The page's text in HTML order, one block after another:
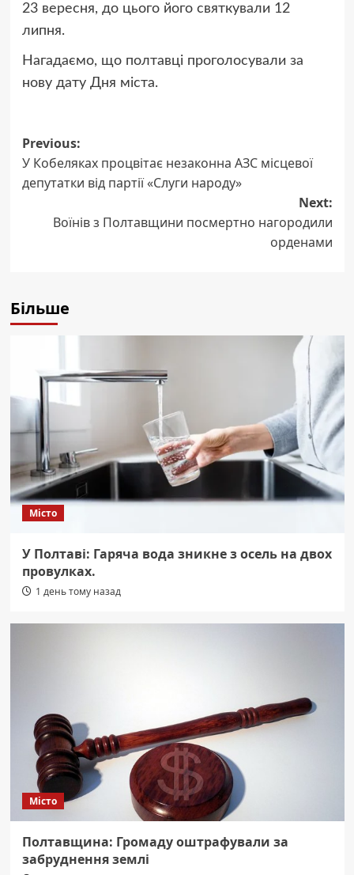
23 вересня, до цього його святкували 12
липня.
Нагадаємо, що полтавці проголосували за
нову дату Дня міста.
Post
navigation
Previous:
У Кобеляках процвітає незаконна АЗС місцевої
депутатки від партії «Слуги народу»
Next:
Воїнів з Полтавщини посмертно нагородили
орденами
Більше
Місто
У Полтаві: Гаряча вода зникне з осель на двох
провулках.
1 день тому назад
Місто
Полтавщина: Громаду оштрафували за
забруднення землі